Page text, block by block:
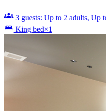
3 guests: Up to 2 adults, Up
King bed×1